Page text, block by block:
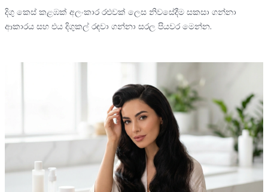
දිගු කෙස් කළඹක් අලංකාර රළුවක් ලෙස නිවසේදීම සකසා ගන්නා
ආකාරය සහ එය දිගුකල් රඳවා ගන්නා සරල පියවර මෙන්න.